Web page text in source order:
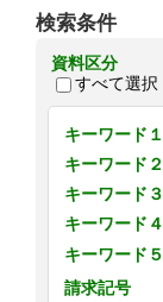
検索条件
資料区分
すべて選択
キーワード１
キーワード２
キーワード３
キーワード４
キーワード５
請求記号